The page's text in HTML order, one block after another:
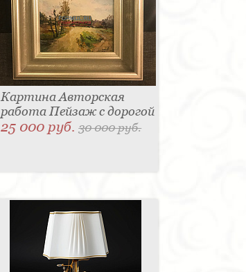
Картина Авторская
работа Пейзаж с дорогой
25 000 руб.30 000 руб.